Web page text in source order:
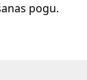
pogu.